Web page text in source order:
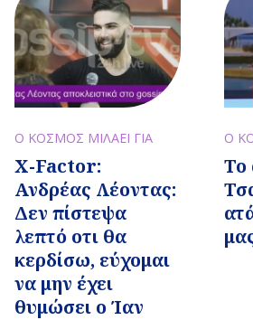
Ο ΚΟΣΜΟΣ ΜΙΛΑΕΙ ΓΙΑ
X-Factor:
Ανδρέας Λέοντας:
Δεν πίστεψα
λεπτό οτι θα
κερδίσω, εύχομαι
να μην έχει
θυμώσει ο Ίαν
Ο
Το